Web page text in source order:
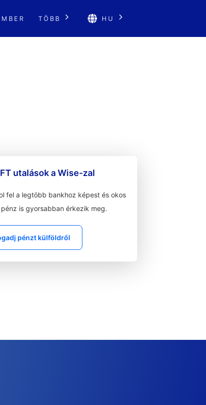
TÖBB HU
utalások a Wise-zal
fel a legtöbb bankhoz képest és okos
is gyorsabban érkezik meg.
pénzt külföldről